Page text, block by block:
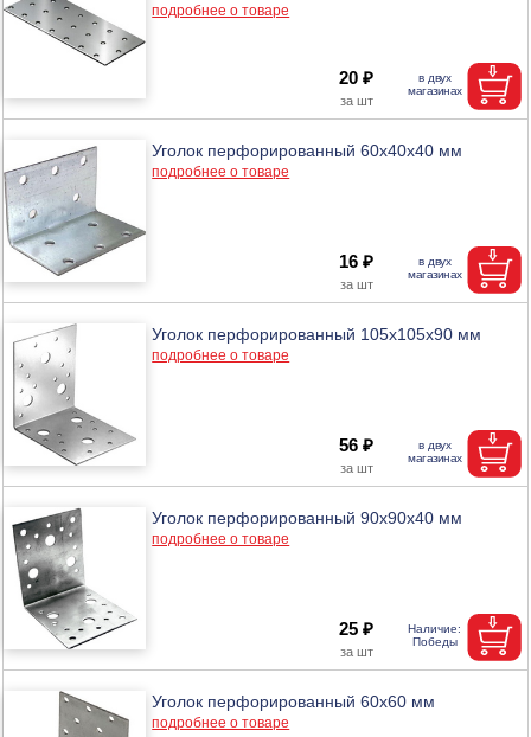
подробнее о товаре
20 ₽
Уголок перфорированный 60х40х40 мм
подробнее о товаре
16 ₽
Уголок перфорированный 105х105х90 мм
подробнее о товаре
56 ₽
Уголок перфорированный 90х90х40 мм
подробнее о товаре
25 ₽
Уголок перфорированный 60х60 мм
подробнее о товаре